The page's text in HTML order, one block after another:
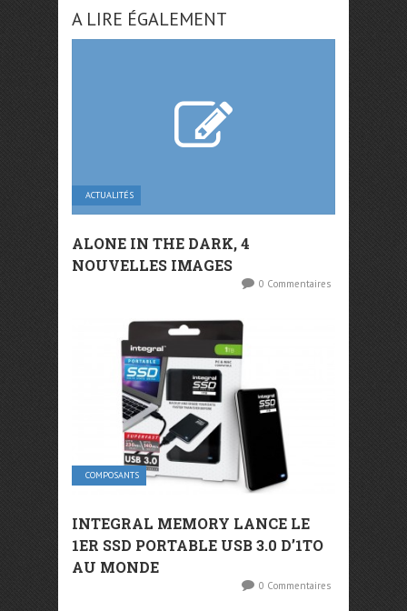
A LIRE ÉGALEMENT
ACTUALITÉS
ALONE IN THE DARK, 4
NOUVELLES IMAGES
0 Commentaires
COMPOSANTS
INTEGRAL MEMORY LANCE LE
1ER SSD PORTABLE USB 3.0 D’1TO
AU MONDE
0 Commentaires